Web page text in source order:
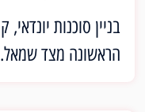
הראשונה מצד שמאל.